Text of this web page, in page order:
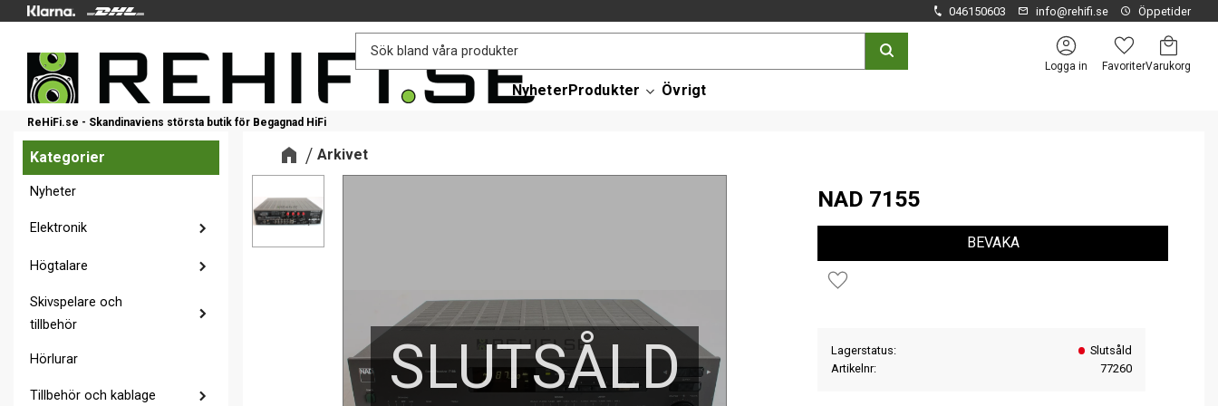
046150603 info@rehifi.se Öppetider
ReHiFi.se - Skandinaviens största butik för Begagnad HiFi
Logga in
Favoriter
Kundvagn
NyheterProdukter Övrigt
Arkivet
NAD 7155
SLUTSÅLD
Lägg till i favoriter
BEVAKA
Lagerstatus
Slutsåld
Artikelnr
77260
Kategorier
Nyheter
Elektronik
Högtalare
Skivspelare och
tillbehör
Hörlurar
Tillbehör och kablage